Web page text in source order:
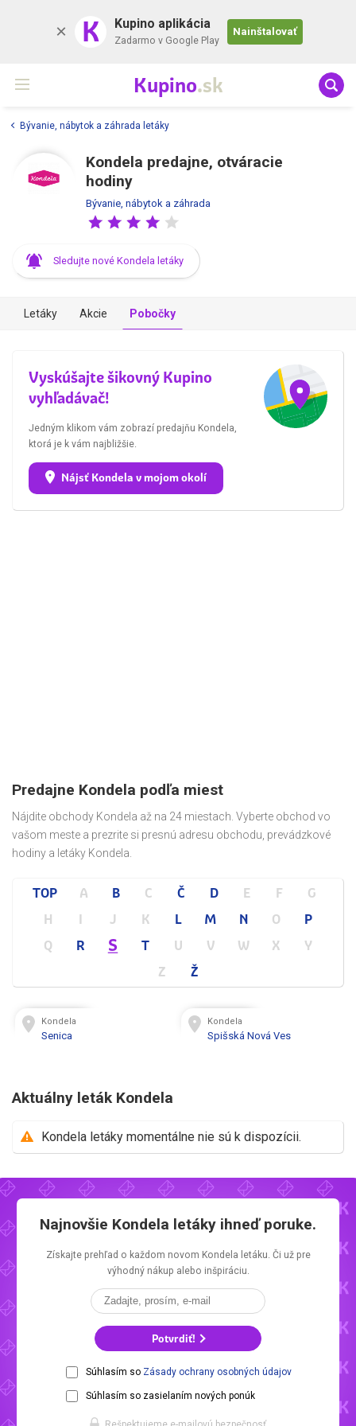
K Kupino aplikácia
Zadarmo v Google Play
Nainštalovať
Kupino.sk
Bývanie, nábytok a záhrada letáky
Kondela predajne, otváracie
hodiny
Bývanie, nábytok a záhrada
Sledujte nové Kondela letáky
Letáky Akcie Pobočky
Vyskúšajte šikovný Kupino
vyhľadávač!
Jedným klikom vám zobrazí predajňu Kondela,
ktorá je k vám najbližšie.
Nájsť Kondela v mojom okolí
Predajne Kondela podľa miest
Nájdite obchody Kondela až na 24 miestach. Vyberte obchod vo
vašom meste a prezrite si presnú adresu obchodu, prevádzkové
hodiny a letáky Kondela.
TOP A B C Č D E F
G
H
I J K L M N O
P
Q
R S T U V W X
Y
Z
Ž
Kondela
Senica
Kondela
Spišská Nová Ves
Aktuálny leták Kondela
Kondela letáky momentálne nie sú k dispozícii.
Najnovšie Kondela letáky ihneď poruke.
Získajte prehľad o každom novom Kondela letáku. Či už pre
výhodný nákup alebo inšpiráciu.
Potvrdiť!
Súhlasím so Zásady ochrany osobných údajov
Súhlasím so zasielaním nových ponúk